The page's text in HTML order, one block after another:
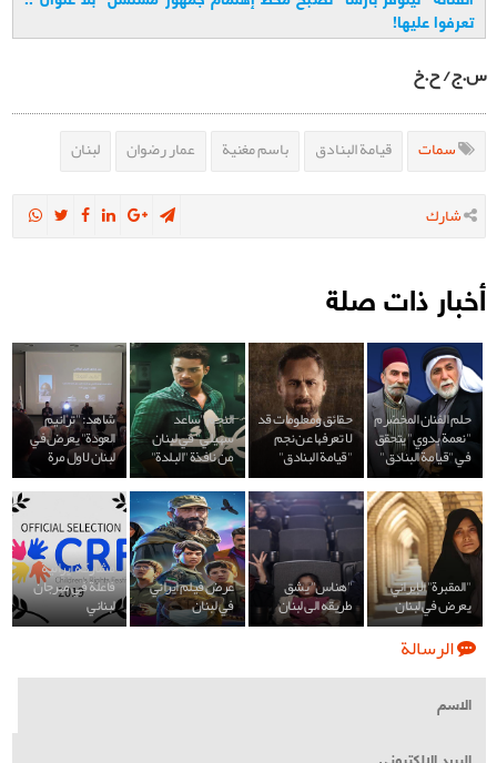
تعرفوا عليها!
س.ج/ ح.خ
سمات قيامة البنادق باسم مغنية عمار رضوان لبنان
شارك
أخبار ذات صلة
حلم الفنان المخضرم
"نعمة بدوي" يتحقق
في "قيامة البنادق"
حقائق ومعلومات قد
لا تعرفها عن نجم
"قيامة البنادق"
النجم "ساعد
سهيلي" في لبنان
من نافذة "البلدة"
شاهد: "ترانيم
العودة" يعرض في
لبنان لاول مرة
"المقبرة" الإيراني
يعرض في لبنان
"هناس" يشق
طريقه الى لبنان
عرض فيلم ايراني
في لبنان
مشاركة ايرانية
فاعلة في مهرجان
لبناني
الرسالة